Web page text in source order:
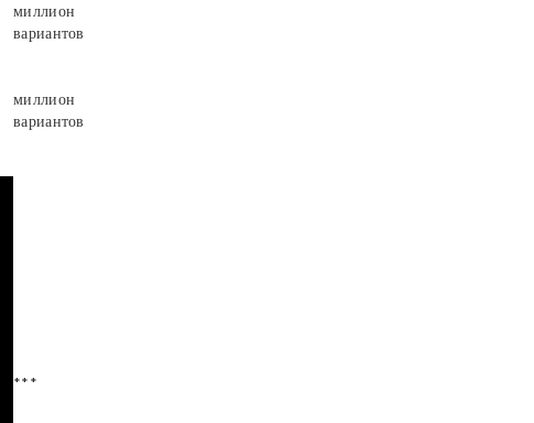
миллион
вариантов
миллион
вариантов
***